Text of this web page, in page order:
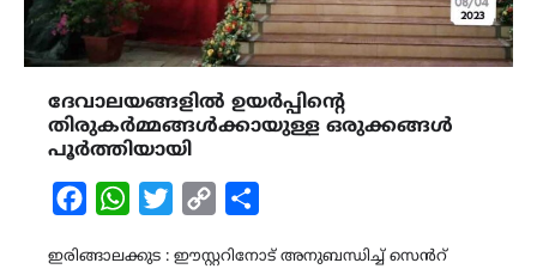
ദേവാലയങ്ങളിൽ ഉയർപ്പിന്‍റെ
തിരുകർമ്മങ്ങൾക്കായുള്ള ഒരുക്കങ്ങൾ
പൂർത്തിയായി
FacebookWhatsAppTwitterCopy
ഇരിങ്ങാലക്കുട : ഈസ്റ്ററിനോട് അനുബന്ധിച്ച് സെൻറ്